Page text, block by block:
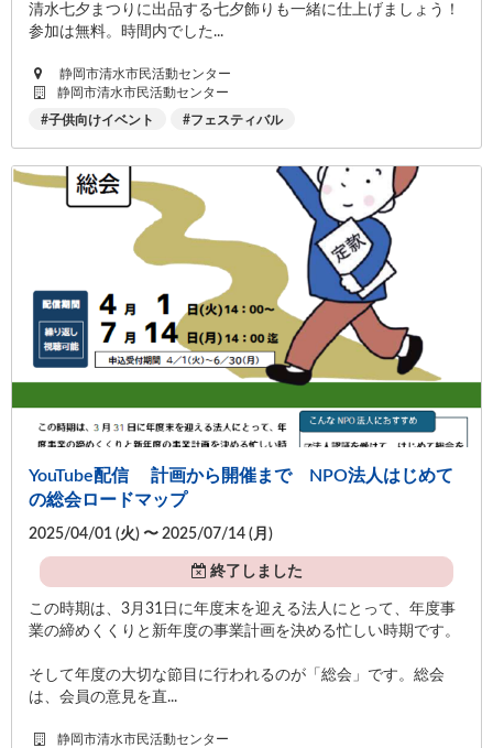
清水七夕まつりに出品する七夕飾りも一緒に仕上げましょう！
参加は無料。時間内でした...
静岡市清水市民活動センター
静岡市清水市民活動センター
子供向けイベント フェスティバル
YouTube配信 計画から開催まで NPO法人はじめて
の総会ロードマップ
2025/04/01 (火) 〜 2025/07/14 ( 月 )
終了しました
この時期は、3月31日に年度末を迎える法人にとって、年度事
業の締めくくりと新年度の事業計画を決める忙しい時期です。
そして年度の大切な節目に行われるのが「総会」です。総会
は、会員の意見を直...
静岡市清水市民活動センター